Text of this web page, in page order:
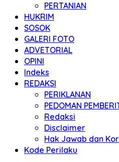
PERTANIAN
HUKRIM
SOSOK
GALERI FOTO
ADVETORIAL
OPINI
Indeks
REDAKSI
PERIKLANAN
PEDOMAN
Redaksi
Disclaimer
Hak Jawab dan
Kode Perilaku